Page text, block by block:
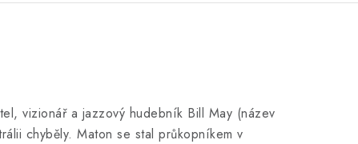
vizionář a jazzový hudebník Bill May (název
chyběly. Maton se stal průkopníkem v